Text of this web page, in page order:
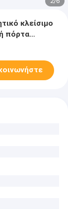
κλείσιμο
πόρτα